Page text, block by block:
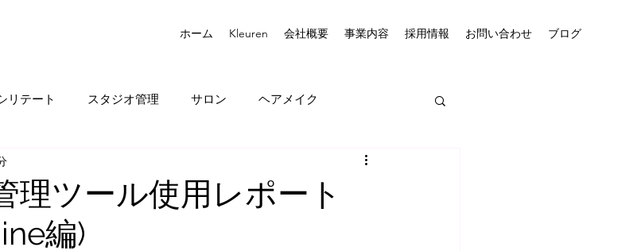
ホーム Kleuren 会社概要 事業内容 採用情報 お問い合わせ ブログ
リテート スタジオ管理 サロン ヘアメイク
理ツール使用レポート
編)